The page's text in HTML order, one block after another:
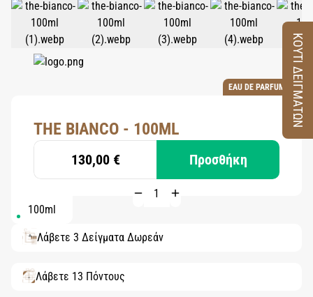
EAU DE PARFUM
THE BIANCO - 100ML
130,00 € Προσθήκη
100ml
Λάβετε 3 Δείγματα Δωρεάν
Λάβετε 13 Πόντους
ΚΟΥΤΙ ΔΕΙΓΜΑΤΩΝ